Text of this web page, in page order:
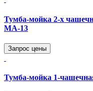
Тумба-мойка 2-х
МА-13
Запрос цены
Тумба-мойка 1-